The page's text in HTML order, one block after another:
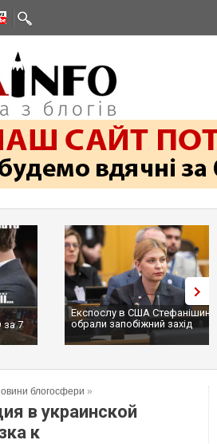
за 7
Експослу в США
обрали запобіжний захід
блогосфери »
в украинской
к